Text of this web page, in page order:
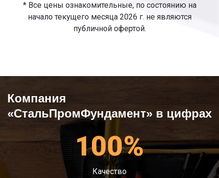
Укладка арматуры и выполнение опалубки.
Вывоз мусора.
* Все цены ознакомительные, по состоянию на
начало текущего месяца 2026 г. не являются
публичной офертой.
Компания
«СтальПромФундамент» в цифрах
100%
Качество